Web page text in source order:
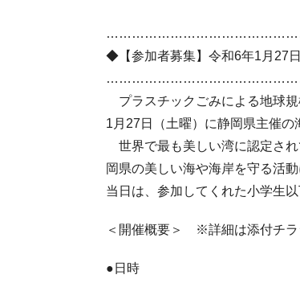
◆【参加者募集】令和6年1月27
プラスチックごみによる地球
1月27日（土曜）に静岡県主催の
世界で最も美しい湾に認定さ
岡県の美しい海や海岸を守る活
当日は、参加してくれた小学生
＜開催概要＞ ※詳細は添付チラ
●日時